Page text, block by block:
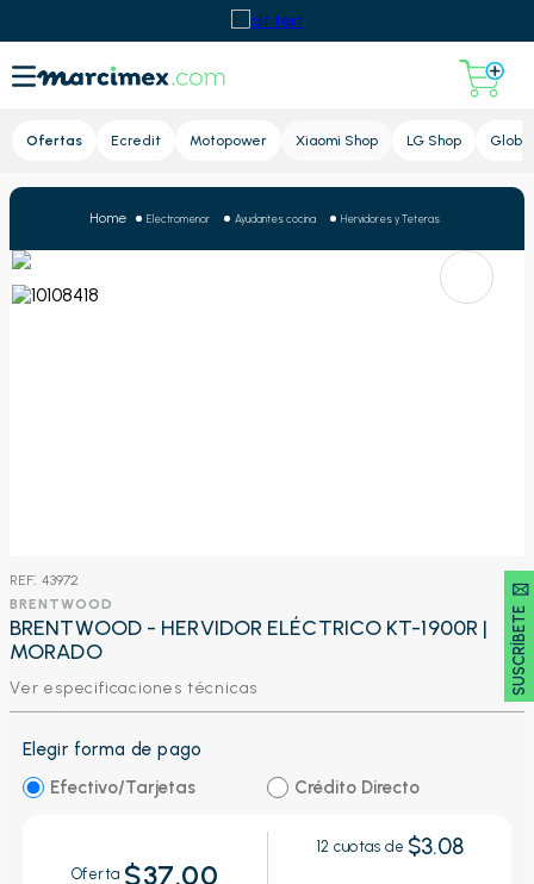
Ofertas Ecredit Motopower Xiaomi Shop LG Shop Global
SUSCRÍBETE 🖂
Electromenor Ayudantes cocina Hervidores y Teteras
: 43972
BRENTWOOD
BRENTWOOD - HERVIDOR ELÉCTRICO KT-1900R |
MORADO
Ver especificaciones técnicas
Elegir forma de pago
Efectivo/Tarjetas
Crédito Directo
Oferta $37.00
12 cuotas de $3.08